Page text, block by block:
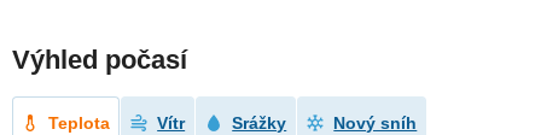
Výhled počasí
Teplota Vítr Srážky Nový sníh